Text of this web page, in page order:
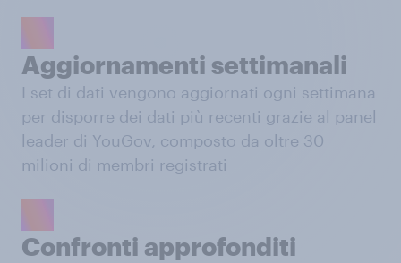
Aggiornamenti settimanali
I set di dati vengono aggiornati ogni settimana
per disporre dei dati più recenti grazie al panel
leader di YouGov, composto da oltre 30
milioni di membri registrati
Confronti approfonditi